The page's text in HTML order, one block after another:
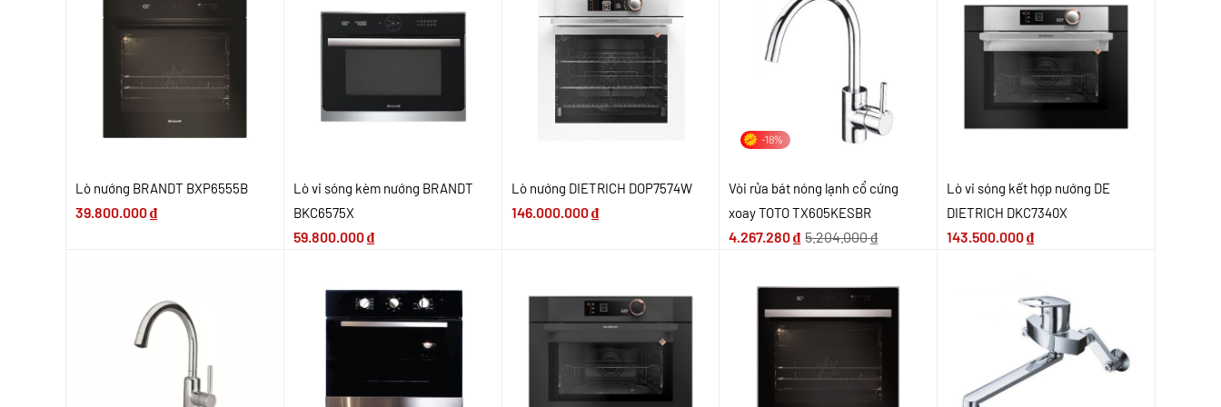
Lò nướng BRANDT BXP6555B
39.800.000₫
Lò vi sóng kèm nướng BRANDT
BKC6575X
59.800.000₫
Lò nướng DIETRICH DOP7574W
146.000.000₫
-18%
Vòi rửa bát nóng lạnh cổ cứng
xoay TOTO TX605KESBR
4.267.280₫ 5.204.000₫
Lò vi sóng kết hợp nướng DE
DIETRICH DKC7340X
143.500.000₫